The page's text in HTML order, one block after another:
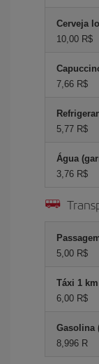
Cerveja
10,00 R$
7,66 R$
5,77 R$
Água
3,76 R$
5,00 R$
Táxi 1
6,00 R$
Gasolina
8,996 R